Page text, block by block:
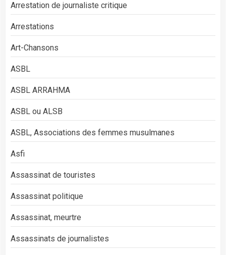
Arrestation de journaliste critique
Arrestations
Art-Chansons
ASBL
ASBL ARRAHMA
ASBL ou ALSB
ASBL, Associations des femmes musulmanes
Asfi
Assassinat de touristes
Assassinat politique
Assassinat, meurtre
Assassinats de journalistes